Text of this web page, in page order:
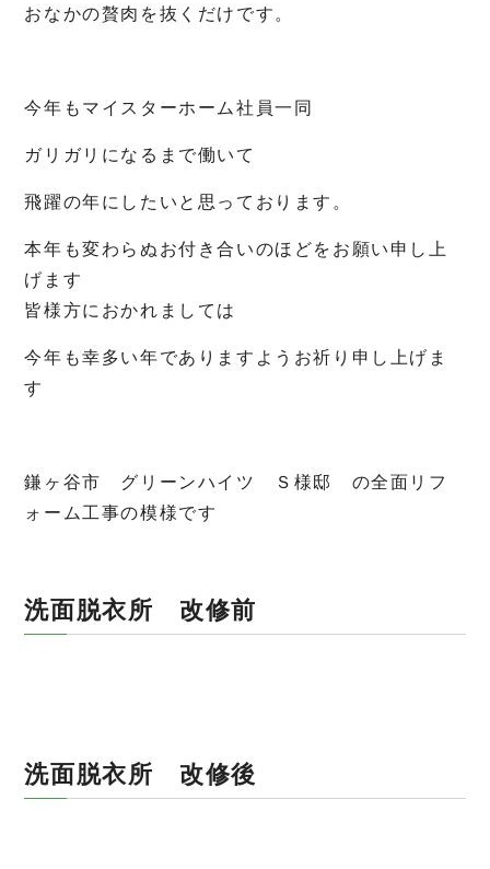
おなかの贅肉を抜くだけです。
今年もマイスターホーム社員一同
ガリガリになるまで働いて
飛躍の年にしたいと思っております。
本年も変わらぬお付き合いのほどをお願い申し上
げます
皆様方におかれましては
今年も幸多い年でありますようお祈り申し上げま
す
鎌ヶ谷市 グリーンハイツ Ｓ様邸 の全面リフ
ォーム工事の模様です
洗面脱衣所 改修前
洗面脱衣所 改修後